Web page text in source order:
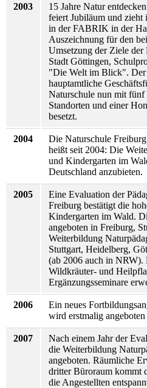
2003
15 Jahre Natur
feiert Jubiläum und zieht
in der FABRIK in der
Auszeichnung für den
Umsetzung der Ziele
Stadt Göttingen,
"Die Welt im Blick". Der
hauptamtliche
Naturschule nun mit
Standorten und einer
besetzt.
2004
Die Naturschule
heißt seit 2004: Die
und Kindergarten im
Deutschland anzubieten.
2005
Eine Evaluation der
Freiburg bestätigt die
Kindergarten im Wald.
angeboten in Freiburg,
Weiterbildung
Stuttgart, Heidelberg,
(ab 2006 auch in NRW).
Wildkräuter- und
Ergänzungsseminare
2006
Ein neues
wird erstmalig
2007
Nach einem Jahr der
die Weiterbildung
angeboten. Räumliche
dritter Büroraum kommt
die Angestellten